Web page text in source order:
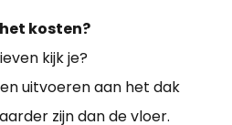
kosten?
kijk je?
uitvoeren aan het dak
zijn dan de vloer.